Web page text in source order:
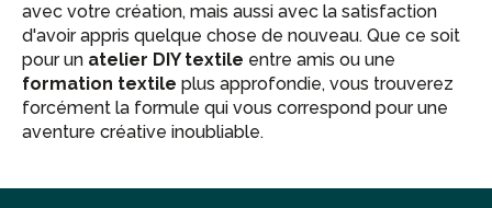
avec votre création, mais aussi avec la satisfaction
d'avoir appris quelque chose de nouveau. Que ce soit
pour un atelier DIY textile entre amis ou une
formation textile plus approfondie, vous trouverez
forcément la formule qui vous correspond pour une
aventure créative inoubliable.